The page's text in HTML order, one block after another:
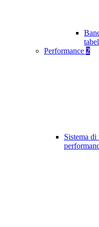
Performance 2
Sistema